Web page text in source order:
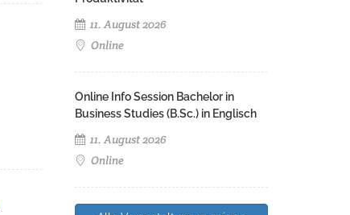
11. August 2026
Online
Online Info Session Bachelor in
Business Studies (B.Sc.) in Englisch
11. August 2026
Online